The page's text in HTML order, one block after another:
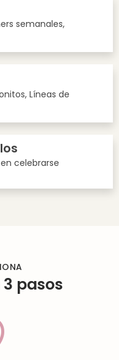
semanales,
Líneas de
celebrarse
pasos